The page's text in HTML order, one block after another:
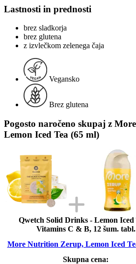
Lastnosti in prednosti
brez sladkorja
brez glutena
z izvlečkom zelenega čaja
Vegansko
Brez glutena
Pogosto naročeno skupaj z
Lemon Iced Tea (65 ml)
Qwetch Solid Drinks - Lemon Iced
Vitamins C & B, 12 šum. tabl.
More Nutrition Zerup, Lemon Iced
Skupna cena: